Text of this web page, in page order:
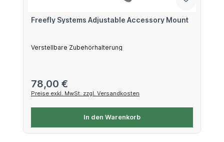
Freefly Systems Adjustable Accessory Mount
Verstellbare Zubehörhalterung
Regulärer Preis:
78,00 €
Preise exkl. MwSt. zzgl. Versandkosten
In den Warenkorb